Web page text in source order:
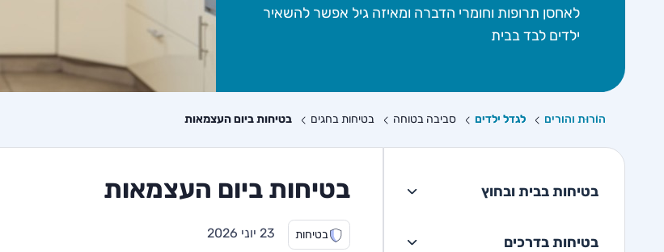
לאחסן תרופות וחומרי הדברה ומאיזה גיל אפשר להשאיר
ילדים לבד בבית
הוֹרוּת והורים לגדל ילדים סביבה בטוחה בטיחות בחגים בטיחות ביום העצמאות
בטיחות בבית ובחוץ
בטיחות בדרכים
בטיחות ביום העצמאות
בטיחות 23 יוני 2026